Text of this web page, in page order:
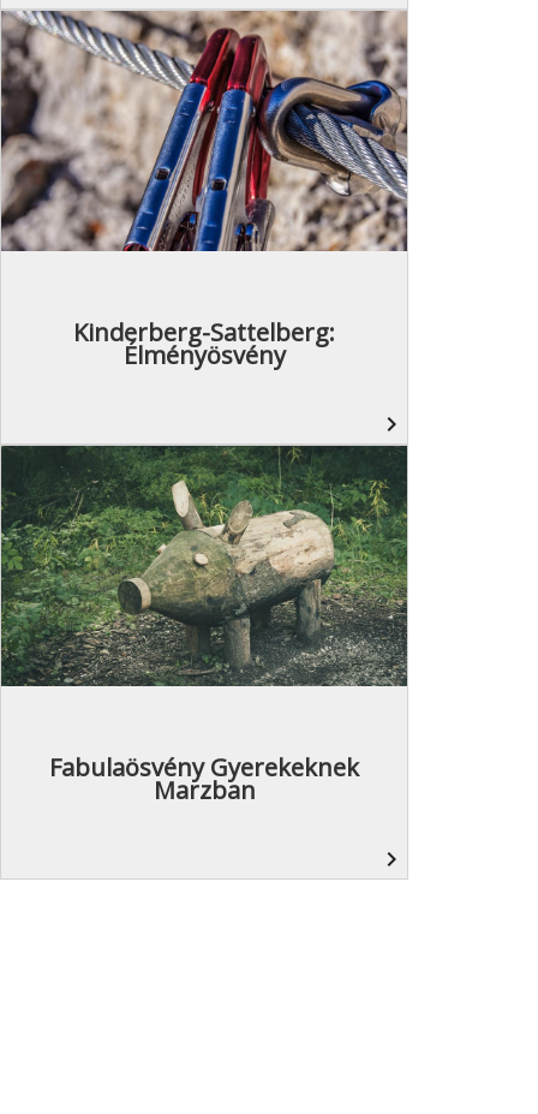
Kinderberg-Sattelberg:
Élményösvény
navigate_next
Fabulaösvény Gyerekeknek
Marzban
navigate_next